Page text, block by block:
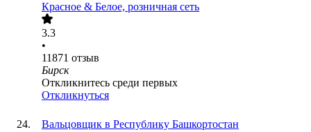
Красное & Белое, розничная сеть
3.3
•
11871 отзыв
Бирск
Откликнитесь среди первых
Откликнуться
Вальцовщик в Республику Башкортостан